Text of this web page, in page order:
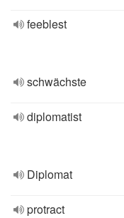
feeblest
schwächste
diplomatist
Diplomat
protract